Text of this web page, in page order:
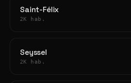
Saint-Félix
2K hab.
Seyssel
2K hab.